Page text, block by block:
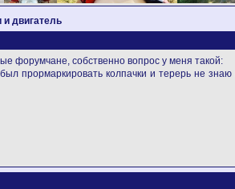
и двигатель
форумчане, собственно вопрос у меня такой:
прормаркировать колпачки и терерь не